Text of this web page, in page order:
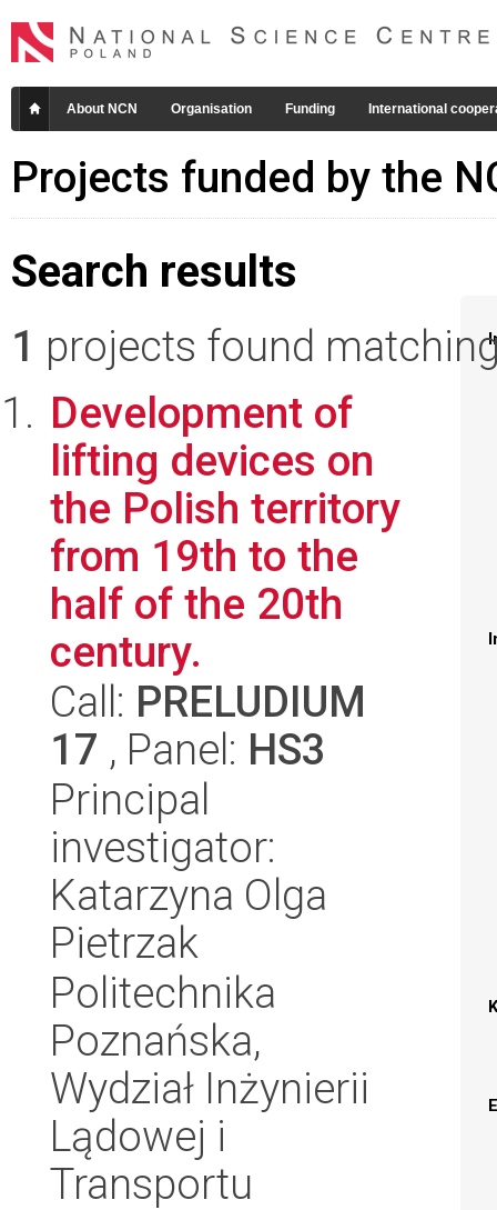
About NCN Organisation Funding International
Projects funded by the
Search results
1 projects found
Development of
lifting devices on
the Polish territory
from 19th to the
half of the 20th
century.
Call: PRELUDIUM
17 , Panel: HS3
Principal
investigator:
Katarzyna Olga
Pietrzak
Politechnika
Poznańska,
Wydział Inżynierii
Lądowej i
Transportu